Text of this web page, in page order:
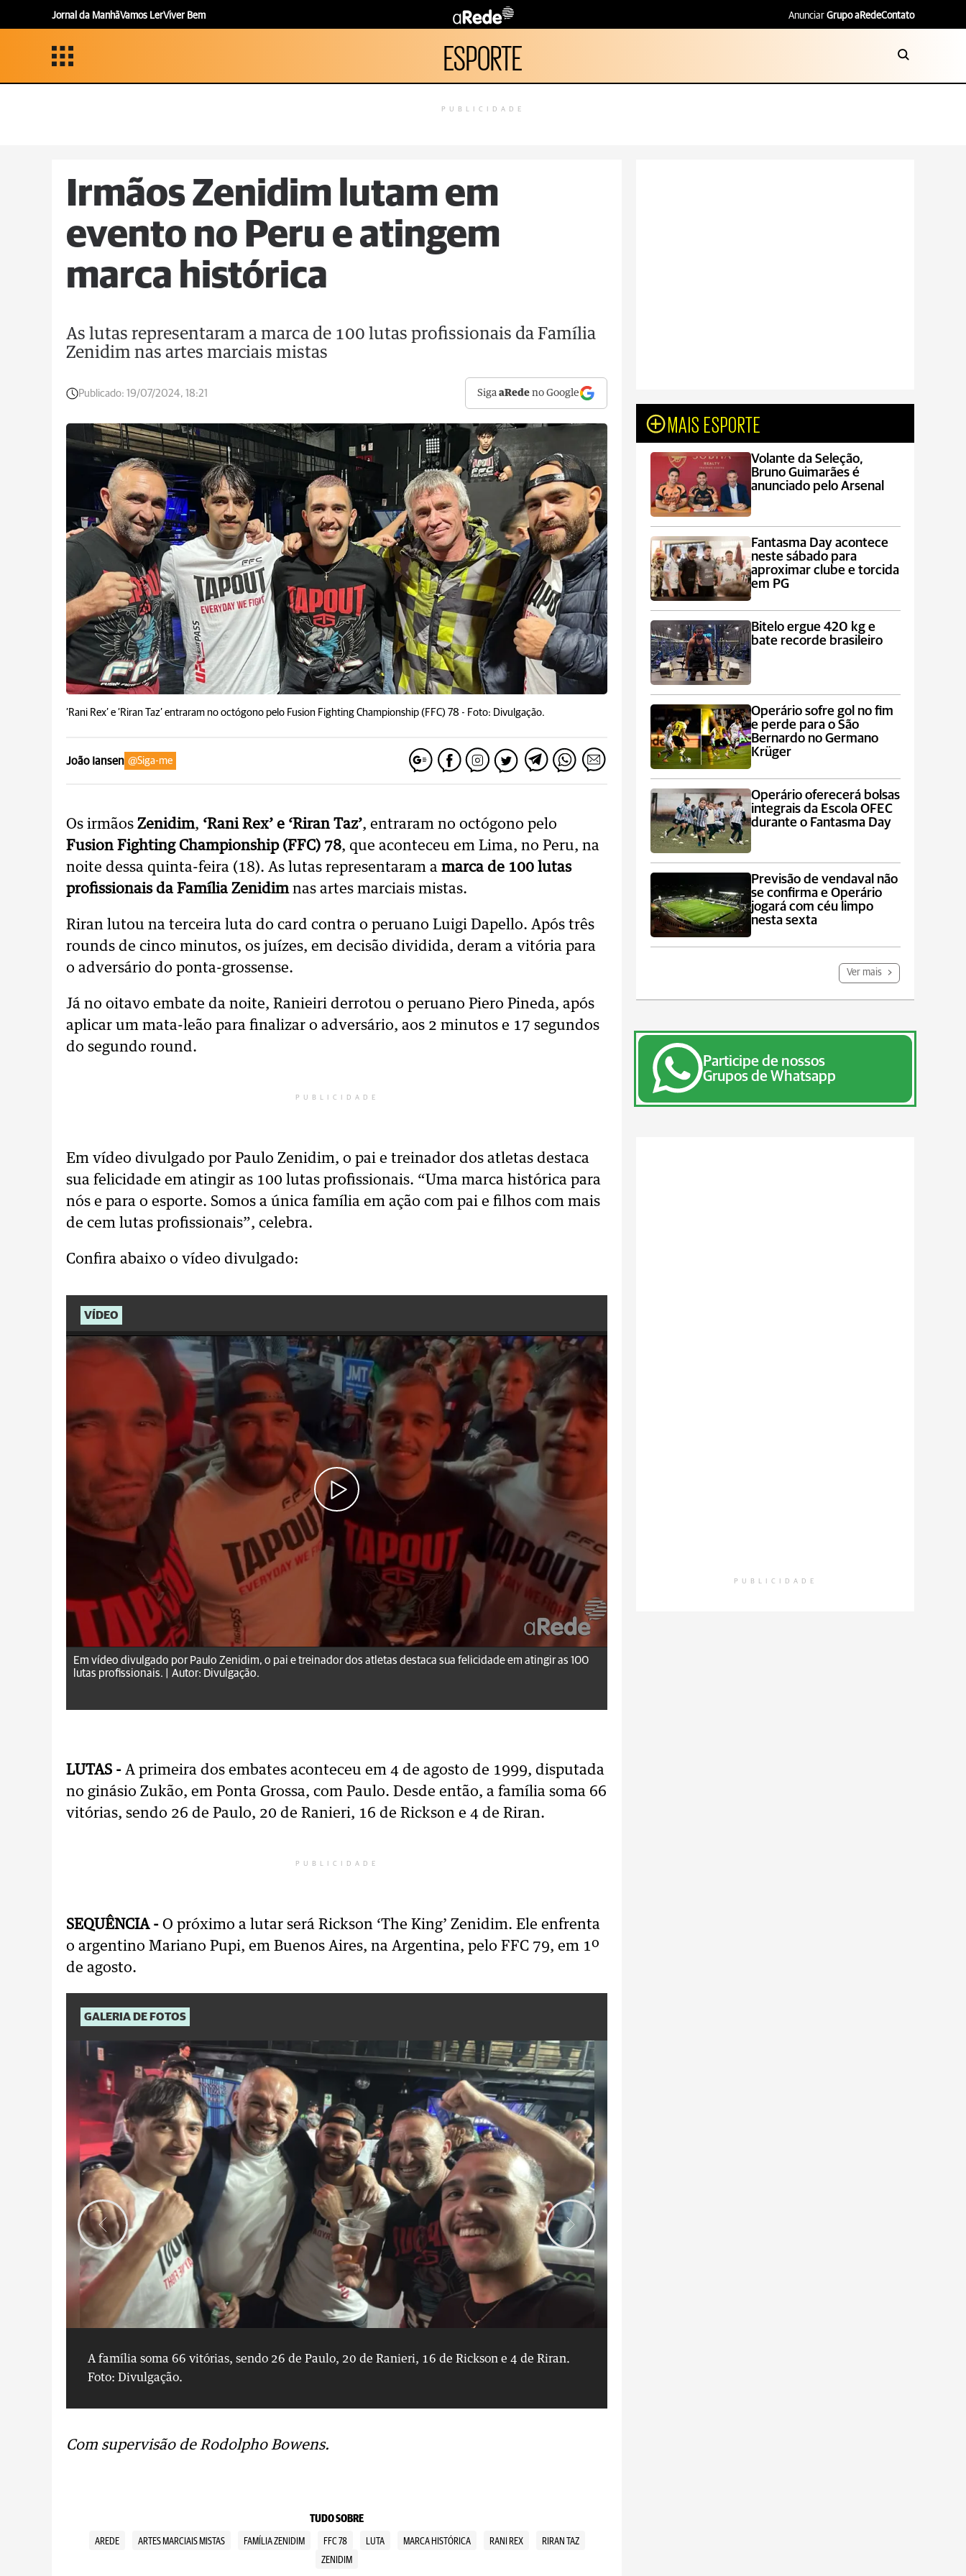
Jornal da ManhãVamos LerViver Bem Anunciar Grupo aRedeContato
ESPORTE
PUBLICIDADE
Irmãos Zenidim lutam em
evento no Peru e atingem
marca histórica
As lutas representaram a marca de 100 lutas profissionais da Família
Zenidim nas artes marciais mistas
Publicado: 19/07/2024, 18:21 SigaaRede no Google
‘Rani Rex’ e ‘Riran Taz’ entraram no octógono pelo Fusion Fighting Championship (FFC) 78 - Foto: Divulgação.
João Iansen @Siga-me
Os irmãos Zenidim, ‘Rani Rex’ e ‘Riran Taz’, entraram no octógono pelo
Fusion Fighting Championship (FFC) 78, que aconteceu em Lima, no Peru, na
noite dessa quinta-feira (18). As lutas representaram a marca de 100 lutas
profissionais da Família Zenidimnas artes marciais mistas.
Riran lutou na terceira luta do card contra o peruano Luigi Dapello. Após três
rounds de cinco minutos, os juízes, em decisão dividida, deram a vitória para
o adversário do ponta-grossense.
Já no oitavo embate da noite, Ranieiri derrotou o peruano Piero Pineda, após
aplicar um mata-leão para finalizar o adversário, aos 2 minutos e 17 segundos
do segundo round.
PUBLICIDADE
Em vídeo divulgado por Paulo Zenidim, o pai e treinador dos atletas destaca
sua felicidade em atingir as 100 lutas profissionais. “Uma marca histórica para
nós e para o esporte. Somos a única família em ação com pai e filhos com mais
de cem lutas profissionais”, celebra.
Confira abaixo o vídeo divulgado:
VÍDEO
Em vídeo divulgado por Paulo Zenidim, o pai e treinador dos atletas destaca sua felicidade em atingir as 100
lutas profissionais. |
Autor: Divulgação.
LUTAS - A primeira dos embates aconteceu em 4 de agosto de 1999, disputada
no ginásio Zukão, em Ponta Grossa, com Paulo. Desde então, a família soma 66
vitórias, sendo 26 de Paulo, 20 de Ranieri, 16 de Rickson e 4 de Riran.
PUBLICIDADE
SEQUÊNCIA - O próximo a lutar será Rickson ‘The King’ Zenidim. Ele enfrenta
o argentino Mariano Pupi, em Buenos Aires, na Argentina, pelo FFC 79, em 1º
de agosto.
GALERIA DE FOTOS
A família soma 66 vitórias, sendo 26 de Paulo, 20 de Ranieri, 16 de Rickson e 4 de Riran.
Foto: Divulgação.
Com supervisão de Rodolpho Bowens.
TUDO SOBRE
AREDE ARTES MARCIAIS MISTAS FAMÍLIA ZENIDIM FFC 78 LUTA MARCA HISTÓRICA RANI REX
RIRAN TAZ
ZENIDIM
MAIS ESPORTE
Volante da Seleção,
Bruno Guimarães é
anunciado pelo Arsenal
Fantasma Day acontece
neste sábado para
aproximar clube e torcida
em PG
Bitelo ergue 420 kg e
bate recorde brasileiro
Operário sofre gol no fim
e perde para o São
Bernardo no Germano
Krüger
Operário oferecerá bolsas
integrais da Escola OFEC
durante o Fantasma Day
Previsão de vendaval não
se confirma e Operário
jogará com céu limpo
nesta sexta
Ver mais
Participe de nossos
Grupos de Whatsapp
PUBLICIDADE